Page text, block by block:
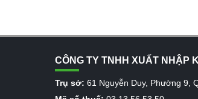
CÔNG TY TNHH XUẤT NHẬP
Trụ sở: 61 Nguyễn Duy, Phường 9,